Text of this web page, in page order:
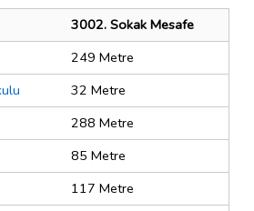
3002. Sokak Mesafe
249 Metre
32 Metre
288 Metre
85 Metre
117 Metre